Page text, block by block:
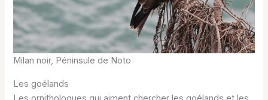
Milan noir, Péninsule de Noto
Les goélands